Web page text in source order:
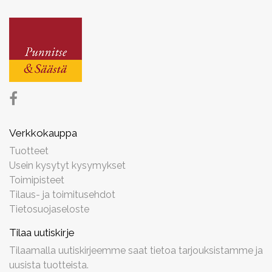
Verkkokauppa
Tuotteet
Usein kysytyt kysymykset
Toimipisteet
Tilaus- ja toimitusehdot
Tietosuojaseloste
Tilaa uutiskirje
Tilaamalla uutiskirjeemme saat tietoa tarjouksistamme ja
uusista tuotteista.